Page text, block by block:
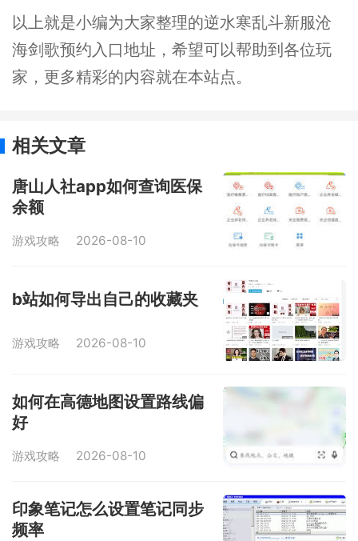
以上就是小编为大家整理的逆水寒乱斗新服沧
海剑歌预约入口地址，希望可以帮助到各位玩
家，更多精彩的内容就在本站点。
相关文章
唐山人社app如何查询医保
余额
游戏攻略 2026-08-10
b站如何导出自己的收藏夹
游戏攻略 2026-08-10
如何在高德地图设置路线偏
好
游戏攻略 2026-08-10
印象笔记怎么设置笔记同步
频率